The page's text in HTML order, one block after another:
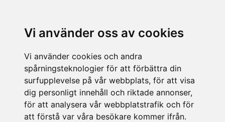
Vi använder oss av cookies
Vi använder cookies och andra
spårningsteknologier för att förbättra din
surfupplevelse på vår webbplats, för att visa
dig personligt innehåll och riktade annonser,
för att analysera vår webbplatstrafik och för
att förstå var våra besökare kommer ifrån.